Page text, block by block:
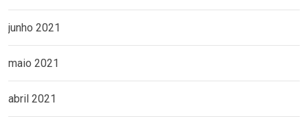
junho 2021
maio 2021
abril 2021